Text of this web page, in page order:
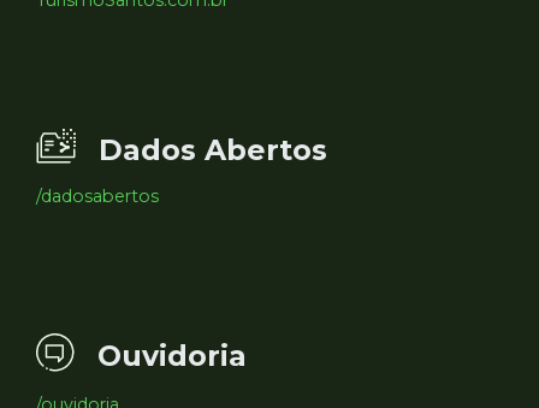
Dados Abertos
/dadosabertos
Ouvidoria